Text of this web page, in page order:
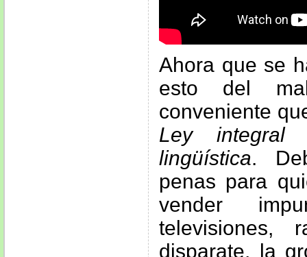
Ahora que se
esto del
conveniente
Ley integral
lingüística.
penas para
vender
televisiones,
disparate, la